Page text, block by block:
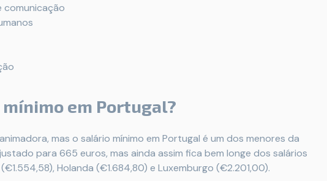
comunicação
em Portugal?
mas o salário mínimo em Portugal é um dos menores da
para 665 euros, mas ainda assim fica bem longe dos salários
Holanda (€1.684,80) e Luxemburgo (€2.201,00).